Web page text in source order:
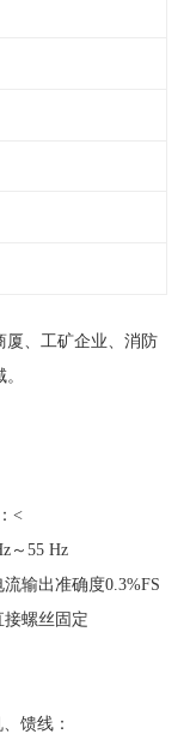
厦、工矿企业、消防
<
～55 Hz
输出准确度0.3%FS
螺丝固定
馈线：